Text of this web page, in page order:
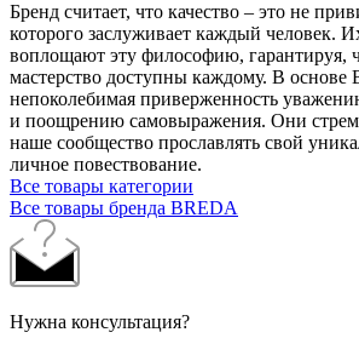
Бренд считает, что качество – это не
которого заслуживает каждый человек.
воплощают эту философию, гарантируя,
мастерство доступны каждому. В основе
непоколебимая приверженность
и поощрению самовыражения. Они
наше сообщество прославлять свой
личное повествование.
Все товары категории
Все товары бренда BREDA
Нужна консультация?